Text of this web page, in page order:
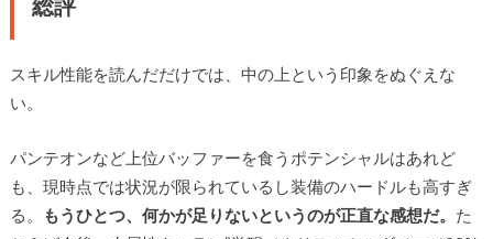
総評
スキル性能を読んだだけでは、中の上という印象をぬぐえな
い。
パンテオンなど上位バッファーを食うポテンシャルはあれど
も、現時点では状況が限られているし装備のハードルも高すぎ
る。
もうひとつ、何かが足りないというのが正直な感想だ。 た